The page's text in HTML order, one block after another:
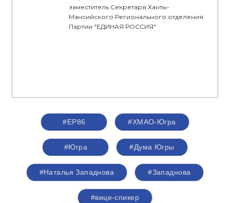
заместитель Секретаря Ханты-
Мансийского Регионального отделения
Партии "ЕДИНАЯ РОССИЯ"
#ЕР86 #ХМАО-Югра
#Югра #Дума Югры
#Наталья Западнова #Западнова
#вице-спикер